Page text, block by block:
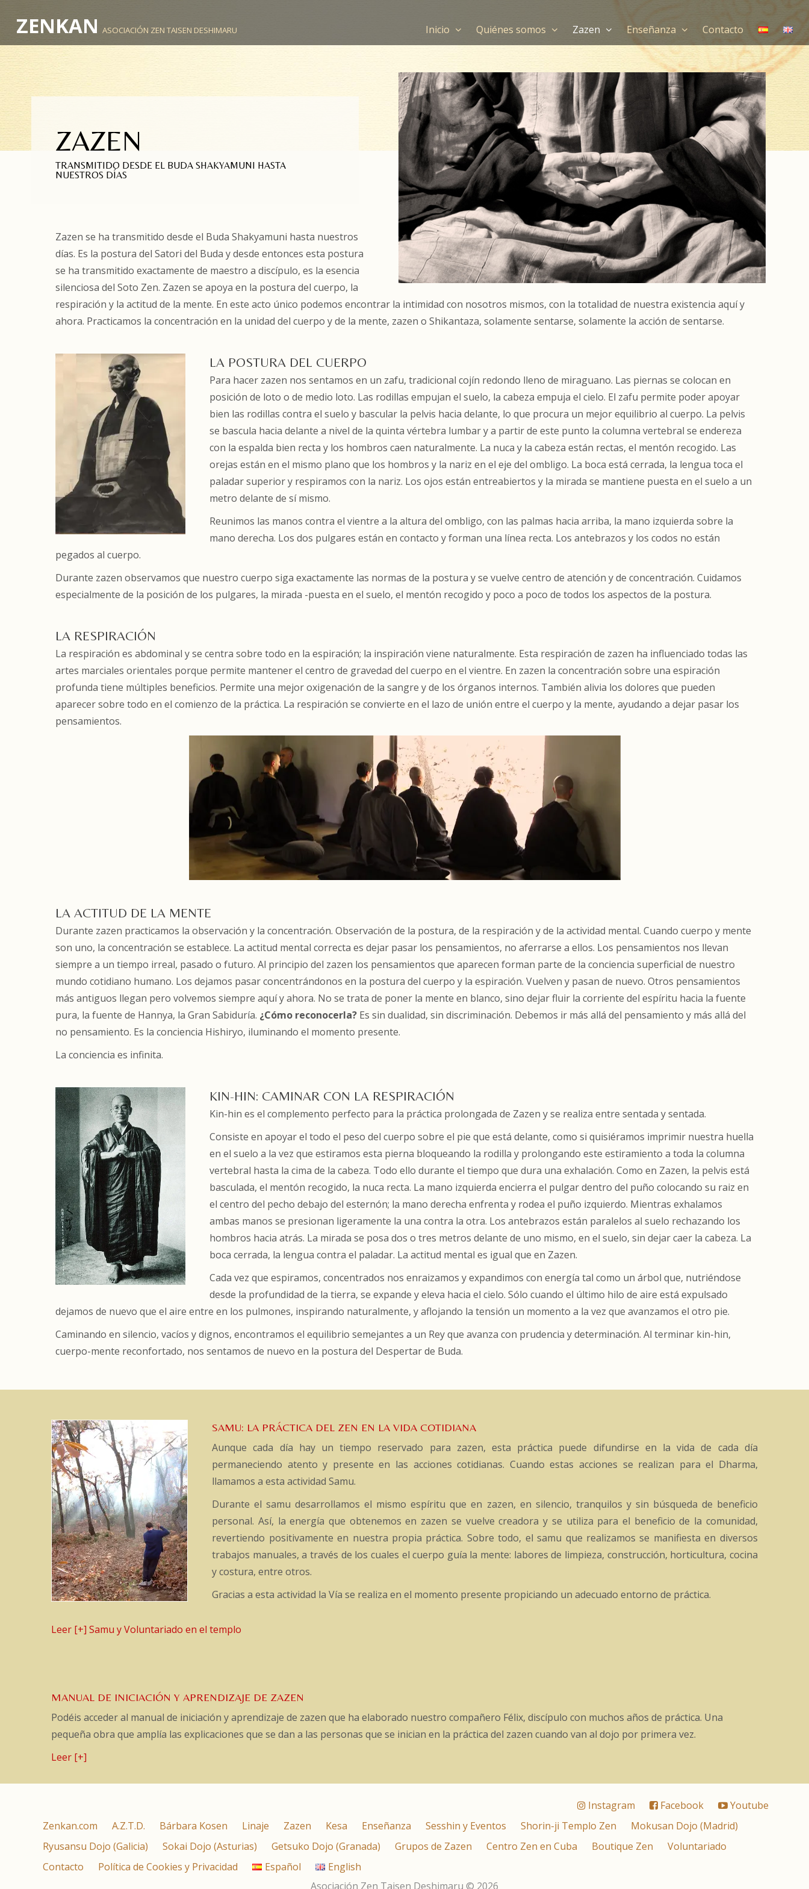
ZENKAN ASOCIACIÓN ZEN TAISEN DESHIMARU Inicio Quiénes somos Zazen Enseñanza Contacto
ZAZEN
TRANSMITIDO DESDE EL BUDA SHAKYAMUNI HASTA
NUESTROS DÍAS
Zazen se ha transmitido desde el Buda Shakyamuni hasta nuestros
días. Es la postura del Satori del Buda y desde entonces esta postura
se ha transmitido exactamente de maestro a discípulo, es la esencia
silenciosa del Soto Zen. Zazen se apoya en la postura del cuerpo, la
respiración y la actitud de la mente. En este acto único podemos encontrar la intimidad con nosotros mismos, con la totalidad de nuestra existencia aquí y
ahora. Practicamos la concentración en la unidad del cuerpo y de la mente, zazen o Shikantaza, solamente sentarse, solamente la acción de sentarse.
LA POSTURA DEL CUERPO
Para hacer zazen nos sentamos en un zafu, tradicional cojín redondo lleno de miraguano. Las piernas se colocan en
posición de loto o de medio loto. Las rodillas empujan el suelo, la cabeza empuja el cielo. El zafu permite poder apoyar
bien las rodillas contra el suelo y bascular la pelvis hacia delante, lo que procura un mejor equilibrio al cuerpo. La pelvis
se bascula hacia delante a nivel de la quinta vértebra lumbar y a partir de este punto la columna vertebral se endereza
con la espalda bien recta y los hombros caen naturalmente. La nuca y la cabeza están rectas, el mentón recogido. Las
orejas están en el mismo plano que los hombros y la nariz en el eje del ombligo. La boca está cerrada, la lengua toca el
paladar superior y respiramos con la nariz. Los ojos están entreabiertos y la mirada se mantiene puesta en el suelo a un
metro delante de sí mismo.
Reunimos las manos contra el vientre a la altura del ombligo, con las palmas hacia arriba, la mano izquierda sobre la
mano derecha. Los dos pulgares están en contacto y forman una línea recta. Los antebrazos y los codos no están
pegados al cuerpo.
Durante zazen observamos que nuestro cuerpo siga exactamente las normas de la postura y se vuelve centro de atención y de concentración. Cuidamos
especialmente de la posición de los pulgares, la mirada -puesta en el suelo, el mentón recogido y poco a poco de todos los aspectos de la postura.
LA RESPIRACIÓN
La respiración es abdominal y se centra sobre todo en la espiración; la inspiración viene naturalmente. Esta respiración de zazen ha influenciado todas las
artes marciales orientales porque permite mantener el centro de gravedad del cuerpo en el vientre. En zazen la concentración sobre una espiración
profunda tiene múltiples beneficios. Permite una mejor oxigenación de la sangre y de los órganos internos. También alivia los dolores que pueden
aparecer sobre todo en el comienzo de la práctica. La respiración se convierte en el lazo de unión entre el cuerpo y la mente, ayudando a dejar pasar los
pensamientos.
LA ACTITUD DE LA MENTE
Durante zazen practicamos la observación y la concentración. Observación de la postura, de la respiración y de la actividad mental. Cuando cuerpo y mente
son uno, la concentración se establece. La actitud mental correcta es dejar pasar los pensamientos, no aferrarse a ellos. Los pensamientos nos llevan
siempre a un tiempo irreal, pasado o futuro. Al principio del zazen los pensamientos que aparecen forman parte de la conciencia superficial de nuestro
mundo cotidiano humano. Los dejamos pasar concentrándonos en la postura del cuerpo y la espiración. Vuelven y pasan de nuevo. Otros pensamientos
más antiguos llegan pero volvemos siempre aquí y ahora. No se trata de poner la mente en blanco, sino dejar fluir la corriente del espíritu hacia la fuente
pura, la fuente de Hannya, la Gran Sabiduría. ¿Cómo reconocerla? Es sin dualidad, sin discriminación. Debemos ir más allá del pensamiento y más allá del
no pensamiento. Es la conciencia Hishiryo, iluminando el momento presente.
La conciencia es infinita.
KIN-HIN: CAMINAR CON LA RESPIRACIÓN
Kin-hin es el complemento perfecto para la práctica prolongada de Zazen y se realiza entre sentada y sentada.
Consiste en apoyar el todo el peso del cuerpo sobre el pie que está delante, como si quisiéramos imprimir nuestra huella
en el suelo a la vez que estiramos esta pierna bloqueando la rodilla y prolongando este estiramiento a toda la columna
vertebral hasta la cima de la cabeza. Todo ello durante el tiempo que dura una exhalación. Como en Zazen, la pelvis está
basculada, el mentón recogido, la nuca recta. La mano izquierda encierra el pulgar dentro del puño colocando su raiz en
el centro del pecho debajo del esternón; la mano derecha enfrenta y rodea el puño izquierdo. Mientras exhalamos
ambas manos se presionan ligeramente la una contra la otra. Los antebrazos están paralelos al suelo rechazando los
hombros hacia atrás. La mirada se posa dos o tres metros delante de uno mismo, en el suelo, sin dejar caer la cabeza. La
boca cerrada, la lengua contra el paladar. La actitud mental es igual que en Zazen.
Cada vez que espiramos, concentrados nos enraizamos y expandimos con energía tal como un árbol que, nutriéndose
desde la profundidad de la tierra, se expande y eleva hacia el cielo. Sólo cuando el último hilo de aire está expulsado
dejamos de nuevo que el aire entre en los pulmones, inspirando naturalmente, y aflojando la tensión un momento a la vez que avanzamos el otro pie.
Caminando en silencio, vacíos y dignos, encontramos el equilibrio semejantes a un Rey que avanza con prudencia y determinación. Al terminar kin-hin,
cuerpo-mente reconfortado, nos sentamos de nuevo en la postura del Despertar de Buda.
SAMU: LA PRÁCTICA DEL ZEN EN LA VIDA COTIDIANA
Aunque cada día hay un tiempo reservado para zazen, esta práctica puede difundirse en la vida de cada día
permaneciendo atento y presente en las acciones cotidianas. Cuando estas acciones se realizan para el Dharma,
llamamos a esta actividad Samu.
Durante el samu desarrollamos el mismo espíritu que en zazen, en silencio, tranquilos y sin búsqueda de beneficio
personal. Así, la energía que obtenemos en zazen se vuelve creadora y se utiliza para el beneficio de la comunidad,
revertiendo positivamente en nuestra propia práctica. Sobre todo, el samu que realizamos se manifiesta en diversos
trabajos manuales, a través de los cuales el cuerpo guía la mente: labores de limpieza, construcción, horticultura, cocina
y costura, entre otros.
Gracias a esta actividad la Vía se realiza en el momento presente propiciando un adecuado entorno de práctica.
Leer [+] Samu y Voluntariado en el templo
MANUAL DE INICIACIÓN Y APRENDIZAJE DE ZAZEN
Podéis acceder al manual de iniciación y aprendizaje de zazen que ha elaborado nuestro compañero Félix, discípulo con muchos años de práctica. Una
pequeña obra que amplía las explicaciones que se dan a las personas que se inician en la práctica del zazen cuando van al dojo por primera vez.
Leer [+]
Instagram Facebook
Youtube
Zenkan.com
A.Z.T.D. Bárbara Kosen Linaje Zazen Kesa Enseñanza Sesshin y Eventos Shorin-ji Templo Zen
Mokusan Dojo (Madrid)
Ryusansu Dojo (Galicia)
Sokai Dojo (Asturias) Getsuko Dojo (Granada) Grupos de Zazen Centro Zen en Cuba Boutique Zen
Voluntariado
Contacto
Política de Cookies y Privacidad Español
English
Asociación Zen Taisen Deshimaru © 2026